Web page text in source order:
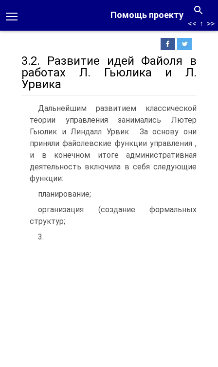
Помощь проекту
<< ↑ >>
3.2. Развитие идей Файоля в
работах Л. Гьюлика и Л.
Урвика
Дальнейшим развитием классической
теории управления занимались Лютер
Гьюлик и Линдалл Урвик . За основу они
приняли файолевские функции управления ,
и в конечном итоге административная
деятельность включила в себя следующие
функции:
планирование;
организация (создание формальных
структур;
3.